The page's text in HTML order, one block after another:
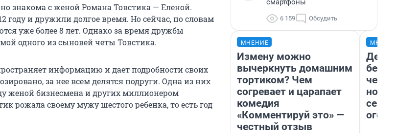
знакома с женой Романа Товстика — Еленой.
году и дружили долгое время. Но сейчас, по словам
уже более 8 лет. Однако за время дружбы
одного из сыновей четы Товстика.
информацию и дает подробности своих
за нее всем делятся подруги. Одна из них
женой бизнесмена и других миллионером
рожала своему мужу шестого ребенка, то есть год
смартфоны
6 159 Обсудить
МНЕНИЕ
Измену можно
вычеркнуть домашним
тортиком? Чем
согревает и царапает
комедия
«Комментируй это» —
честный отзыв
без